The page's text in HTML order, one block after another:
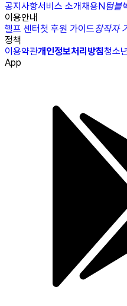
공지사항서비스 소개채용 N 텀블
이용안내
헬프 센터첫 후원 가이드창작자
정책
이용약관개인정보처리방침청소
App